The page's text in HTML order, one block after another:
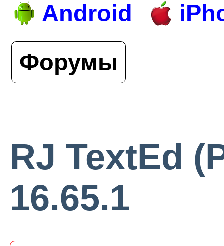
Android
Форумы
RJ TextEd
16.65.1